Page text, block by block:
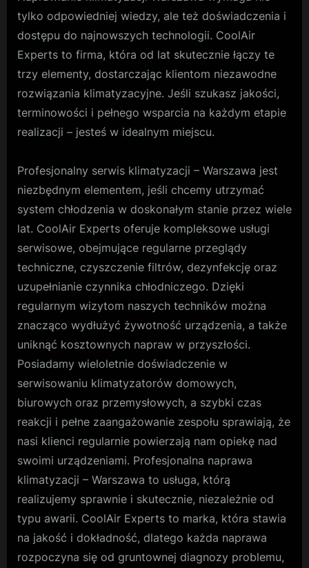
tylko odpowiedniej wiedzy, ale też doświadczenia i
dostępu do najnowszych technologii. CoolAir
Experts to firma, która od lat skutecznie łączy te
trzy elementy, dostarczając klientom niezawodne
rozwiązania klimatyzacyjne. Jeśli szukasz jakości,
terminowości i pełnego wsparcia na każdym etapie
realizacji – jesteś w idealnym miejscu.
Profesjonalny serwis klimatyzacji – Warszawa jest
niezbędnym elementem, jeśli chcemy utrzymać
system chłodzenia w doskonałym stanie przez wiele
lat. CoolAir Experts oferuje kompleksowe usługi
serwisowe, obejmujące regularne przeglądy
techniczne, czyszczenie filtrów, dezynfekcję oraz
uzupełnianie czynnika chłodniczego. Dzięki
regularnym wizytom naszych techników można
znacząco wydłużyć żywotność urządzenia, a także
uniknąć kosztownych napraw w przyszłości.
Posiadamy wieloletnie doświadczenie w
serwisowaniu klimatyzatorów domowych,
biurowych oraz przemysłowych, a szybki czas
reakcji i pełne zaangażowanie zespołu sprawiają, że
nasi klienci regularnie powierzają nam opiekę nad
swoimi urządzeniami. Profesjonalna naprawa
klimatyzacji – Warszawa to usługa, którą
realizujemy sprawnie i skutecznie, niezależnie od
typu awarii. CoolAir Experts to marka, która stawia
na jakość i dokładność, dlatego każda naprawa
rozpoczyna się od gruntownej diagnozy problemu,